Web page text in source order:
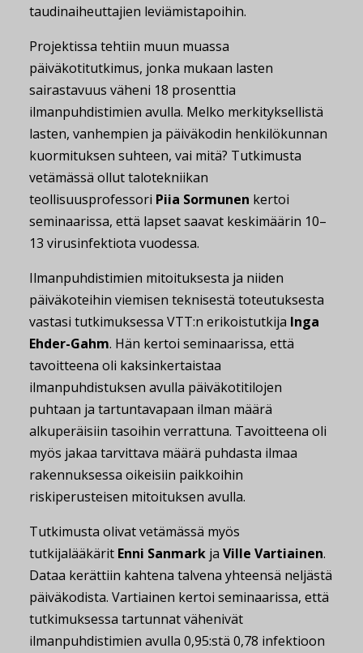
taudinaiheuttajien leviämistapoihin.
Projektissa tehtiin muun muassa
päiväkotitutkimus, jonka mukaan lasten
sairastavuus väheni 18 prosenttia
ilmanpuhdistimien avulla. Melko merkityksellistä
lasten, vanhempien ja päiväkodin henkilökunnan
kuormituksen suhteen, vai mitä? Tutkimusta
vetämässä ollut talotekniikan
teollisuusprofessori Piia Sormunen kertoi
seminaarissa, että lapset saavat keskimäärin 10–
13 virusinfektiota vuodessa.
Ilmanpuhdistimien mitoituksesta ja niiden
päiväkoteihin viemisen teknisestä toteutuksesta
vastasi tutkimuksessa VTT:n erikoistutkija Inga
Ehder-Gahm. Hän kertoi seminaarissa, että
tavoitteena oli kaksinkertaistaa
ilmanpuhdistuksen avulla päiväkotitilojen
puhtaan ja tartuntavapaan ilman määrä
alkuperäisiin tasoihin verrattuna. Tavoitteena oli
myös jakaa tarvittava määrä puhdasta ilmaa
rakennuksessa oikeisiin paikkoihin
riskiperusteisen mitoituksen avulla.
Tutkimusta olivat vetämässä myös
tutkijalääkärit Enni Sanmark ja Ville Vartiainen.
Dataa kerättiin kahtena talvena yhteensä neljästä
päiväkodista. Vartiainen kertoi seminaarissa, että
tutkimuksessa tartunnat vähenivät
ilmanpuhdistimien avulla 0,95:stä 0,78 infektioon